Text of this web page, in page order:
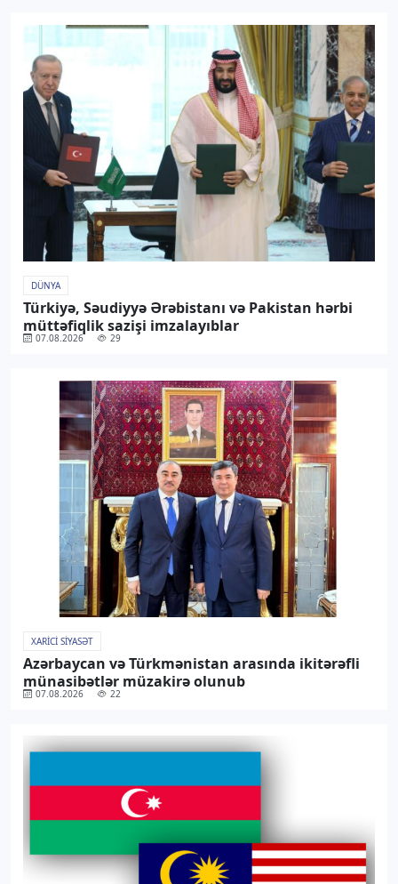
DÜNYA
Türkiyə, Səudiyyə Ərəbistanı və Pakistan hərbi
müttəfiqlik sazişi imzalayıblar
07.08.2026 29
XARICI SIYASƏT
Azərbaycan və Türkmənistan arasında ikitərəfli
münasibətlər müzakirə olunub
07.08.2026 22